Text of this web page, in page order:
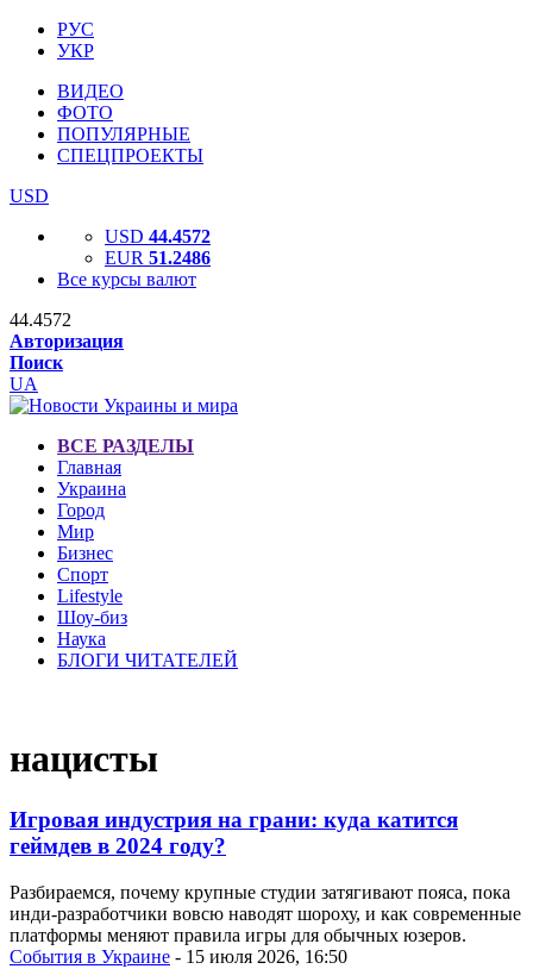
РУС
УКР
ВИДЕО
ФОТО
ПОПУЛЯРНЫЕ
СПЕЦПРОЕКТЫ
USD
USD 44.4572
EUR 51.2486
Все курсы валют
44.4572
Авторизация
Поиск
UA
ВСЕ РАЗДЕЛЫ
Главная
Украина
Город
Мир
Бизнес
Спорт
Lifestyle
Шоу-биз
Наука
БЛОГИ ЧИТАТЕЛЕЙ
нацисты
Игровая индустрия на грани: куда катится
геймдев в 2024 году?
Разбираемся, почему крупные студии затягивают пояса, пока
инди-разработчики вовсю наводят шороху, и как современные
платформы меняют правила игры для обычных юзеров.
События в Украине - 15 июля 2026, 16:50